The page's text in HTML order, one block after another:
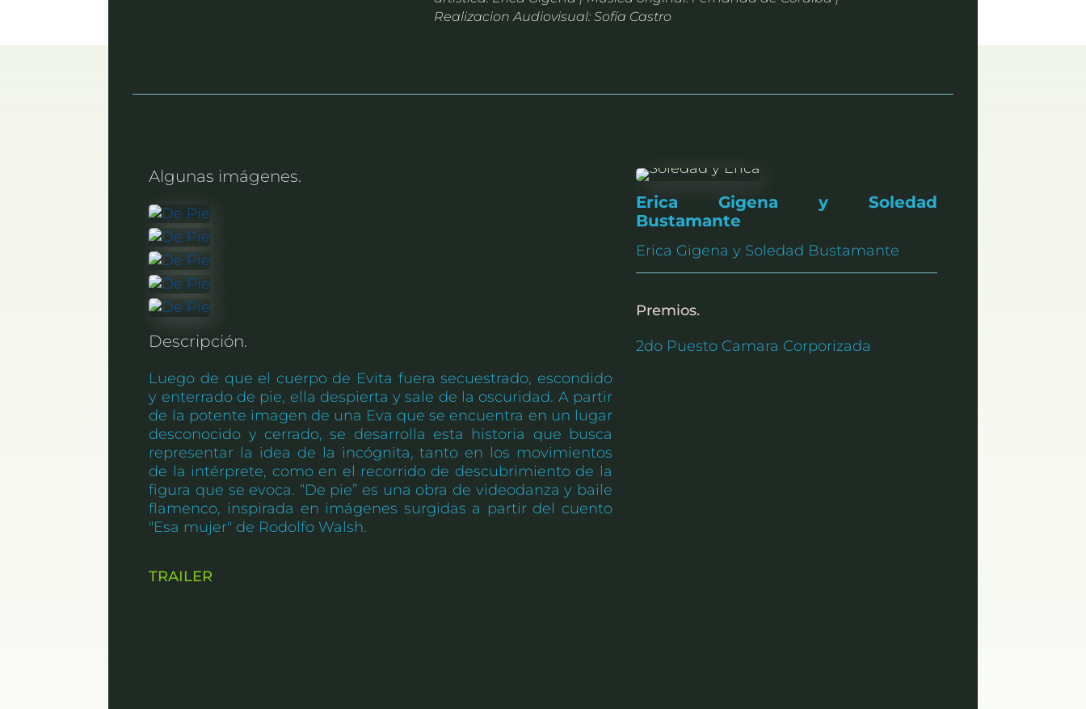
Realizacion Audiovisual: Sofía Castro
Algunas imágenes.
Descripción.
Luego de que el cuerpo de Evita fuera secuestrado, escondido
y enterrado de pie, ella despierta y sale de la oscuridad. A partir
de la potente imagen de una Eva que se encuentra en un lugar
desconocido y cerrado, se desarrolla esta historia que busca
representar la idea de la incógnita, tanto en los movimientos
de la intérprete, como en el recorrido de descubrimiento de la
figura que se evoca. “De pie” es una obra de videodanza y baile
flamenco, inspirada en imágenes surgidas a partir del cuento
"Esa mujer" de Rodolfo Walsh.
TRAILER
Erica Gigena y Soledad
Bustamante
Erica Gigena y Soledad Bustamante
Premios.
2do Puesto Camara Corporizada